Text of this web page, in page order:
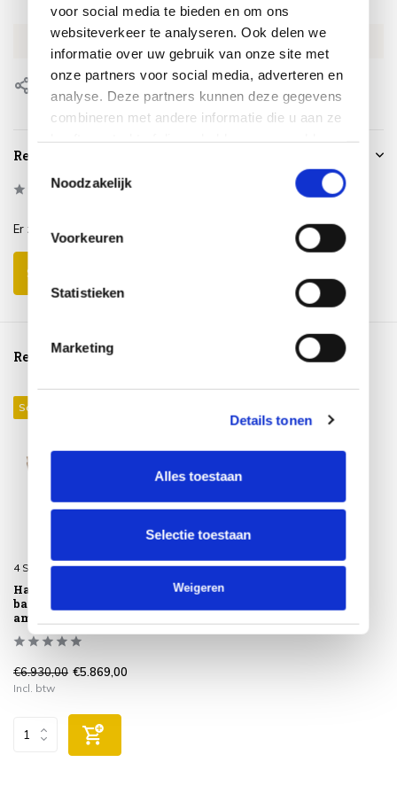
voor social media te bieden en om ons
websiteverkeer te analyseren. Ook delen we
informatie over uw gebruik van onze site met
onze partners voor social media, adverteren en
analyse. Deze partners kunnen deze gegevens
combineren met andere informatie die u aan ze
Noodzakelijk
Voorkeuren
Statistieken
Marketing
Details tonen
Alles toestaan
Selectie toestaan
Weigeren
SKU 4SO160291368
EAN 8720848338036
Reviews
0/5 Based on 0 reviews
Er zijn nog geen reviews geschreven over dit product..
Schrijf je eigen review
Reeds bekeken
Sale 15%
4 Seasons Outdoor
Hampton Biarritz stoel
bank loungeset 7 delig
amber 4 Seasons Outdoor
€6.930,00 €5.869,00
Incl. btw